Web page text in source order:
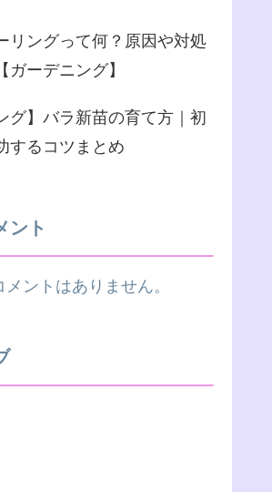
リングって何？原因や対処
ガーデニング】
グ】バラ新苗の育て方｜初
するコツまとめ
ント
ントはありません。